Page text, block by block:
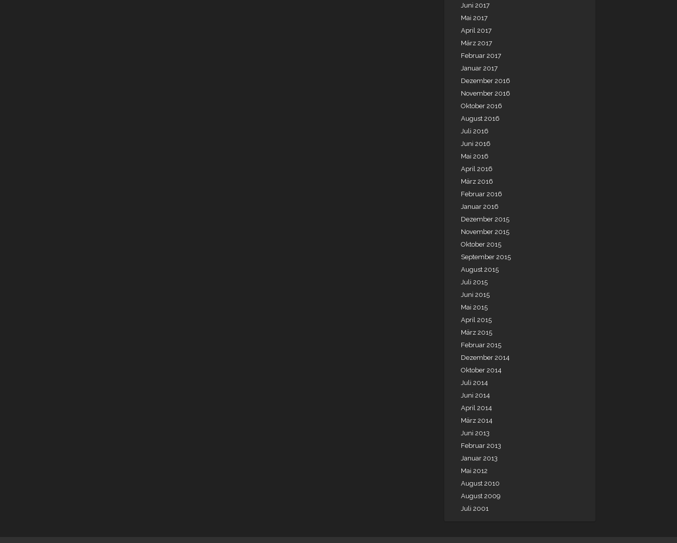
Juni 2017
Mai 2017
April 2017
März 2017
Februar 2017
Januar 2017
Dezember 2016
November 2016
Oktober 2016
August 2016
Juli 2016
Juni 2016
Mai 2016
April 2016
März 2016
Februar 2016
Januar 2016
Dezember 2015
November 2015
Oktober 2015
September 2015
August 2015
Juli 2015
Juni 2015
Mai 2015
April 2015
März 2015
Februar 2015
Dezember 2014
Oktober 2014
Juli 2014
Juni 2014
April 2014
März 2014
Juni 2013
Februar 2013
Januar 2013
Mai 2012
August 2010
August 2009
Juli 2001